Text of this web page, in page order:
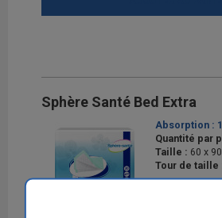
Sphère Santé Bed Extra
Absorption :
Quantité par
Taille : 60 x
Tour de taille